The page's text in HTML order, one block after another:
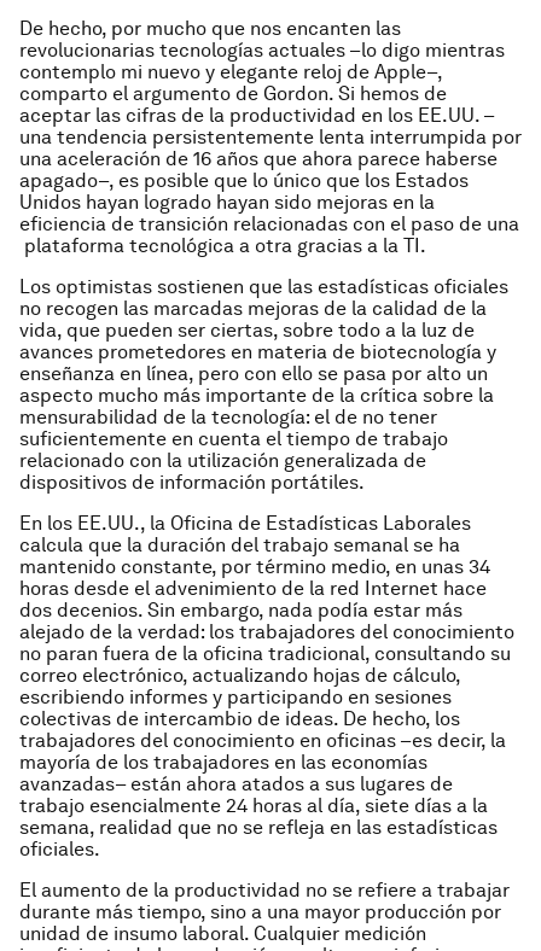
De hecho, por mucho que nos encanten las
revolucionarias tecnologías actuales –lo digo mientras
contemplo mi nuevo y elegante reloj de Apple–,
comparto el argumento de Gordon. Si hemos de
aceptar las cifras de la productividad en los EE.UU. –
una tendencia persistentemente lenta interrumpida por
una aceleración de 16 años que ahora parece haberse
apagado–, es posible que lo único que los Estados
Unidos hayan logrado hayan sido mejoras en la
eficiencia de transición relacionadas con el paso de una
plataforma tecnológica a otra gracias a la TI.
Los optimistas sostienen que las estadísticas oficiales
no recogen las marcadas mejoras de la calidad de la
vida, que pueden ser ciertas, sobre todo a la luz de
avances prometedores en materia de biotecnología y
enseñanza en línea, pero con ello se pasa por alto un
aspecto mucho más importante de la crítica sobre la
mensurabilidad de la tecnología: el de no tener
suficientemente en cuenta el tiempo de trabajo
relacionado con la utilización generalizada de
dispositivos de información portátiles.
En los EE.UU., la Oficina de Estadísticas Laborales
calcula que la duración del trabajo semanal se ha
mantenido constante, por término medio, en unas 34
horas desde el advenimiento de la red Internet hace
dos decenios. Sin embargo, nada podía estar más
alejado de la verdad: los trabajadores del conocimiento
no paran fuera de la oficina tradicional, consultando su
correo electrónico, actualizando hojas de cálculo,
escribiendo informes y participando en sesiones
colectivas de intercambio de ideas. De hecho, los
trabajadores del conocimiento en oficinas –es decir, la
mayoría de los trabajadores en las economías
avanzadas– están ahora atados a sus lugares de
trabajo esencialmente 24 horas al día, siete días a la
semana, realidad que no se refleja en las estadísticas
oficiales.
El aumento de la productividad no se refiere a trabajar
durante más tiempo, sino a una mayor producción por
unidad de insumo laboral. Cualquier medición